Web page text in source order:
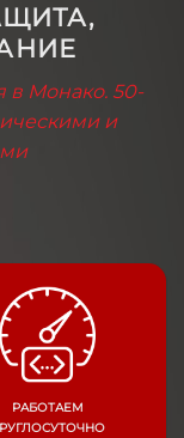
в Монако. 50-
и
РАБОТАЕМ